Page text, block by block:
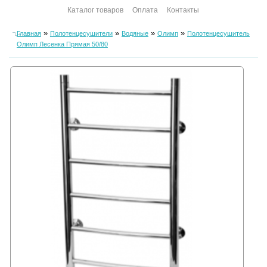
Каталог товаров
Оплата Контакты
Главная» Полотенцесушители» Водяные» Олимп» Полотенцесушитель
Олимп Лесенка Прямая 50/80